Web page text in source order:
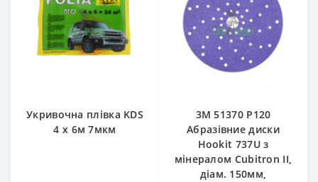
Укривочна плівка KDS
4 х 6м 7мкм
3М 51370 P120
Абразівние диски
Hookit 737U з
мінералом Cubitron II,
діам. 150мм,